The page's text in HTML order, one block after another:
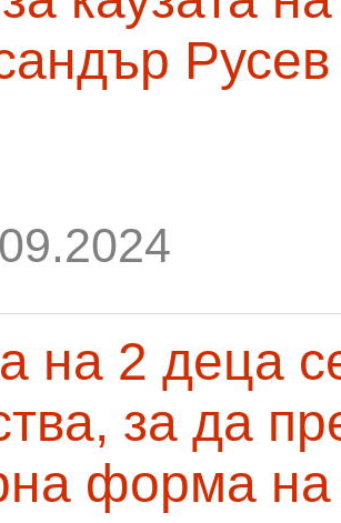
Русев
на 2 деца
за да
форма на